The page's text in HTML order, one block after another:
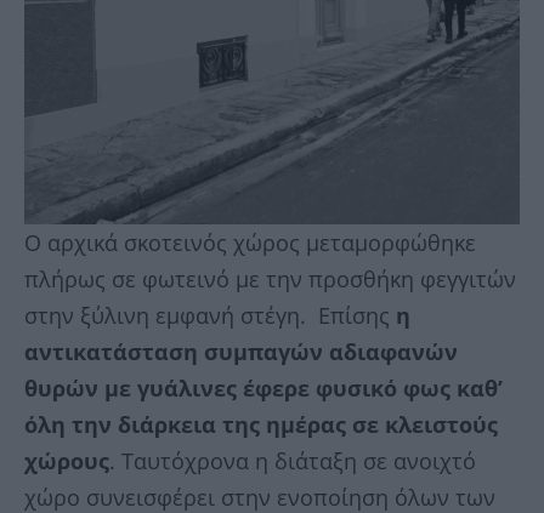
Ο αρχικά σκοτεινός χώρος μεταμορφώθηκε
πλήρως σε φωτεινό με την προσθήκη φεγγιτών
στην ξύλινη εμφανή στέγη. Επίσης η
αντικατάσταση συμπαγών αδιαφανών
θυρών με γυάλινες έφερε φυσικό φως καθ’
όλη την διάρκεια της ημέρας σε κλειστούς
χώρους. Ταυτόχρονα η διάταξη σε ανοιχτό
χώρο συνεισφέρει στην ενοποίηση όλων των